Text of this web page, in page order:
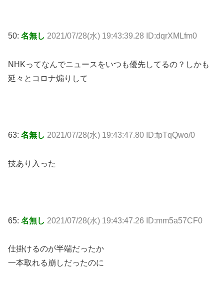
50: 名無し 2021/07/28(水) 19:43:39.28 ID:dqrXMLfm0
NHKってなんでニュースをいつも優先してるの？しかも
延々とコロナ煽りして
63: 名無し 2021/07/28(水) 19:43:47.80 ID:fpTqQwo/0
技あり入った
65: 名無し 2021/07/28(水) 19:43:47.26 ID:mm5a57CF0
仕掛けるのが半端だったか
一本取れる崩しだったのに